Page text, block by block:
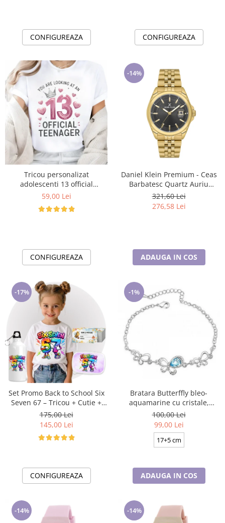
CONFIGUREAZA CONFIGUREAZA
Tricou personalizat
adolescenti 13 official
Teenager Cadou Inspirat59,00 Lei
CONFIGUREAZA
-14%
Daniel Klein Premium - Ceas
Barbatesc Quartz Auriu
DK.6.14205-4
321,60 Lei
276,58 Lei
ADAUGA IN COS
-17%
Set Promo Back to School Six
Seven 67 – Tricou + Cutie +
Bidon Personalizat pentru
copilul tău
175,00 Lei
145,00 Lei
CONFIGUREAZA
-1%
Bratara Butterffly bleo-
aquamarine cu cristale,
placata cu aur 18K
100,00 Lei
99,00 Lei
17+5 cm
ADAUGA IN COS
-14% -14%